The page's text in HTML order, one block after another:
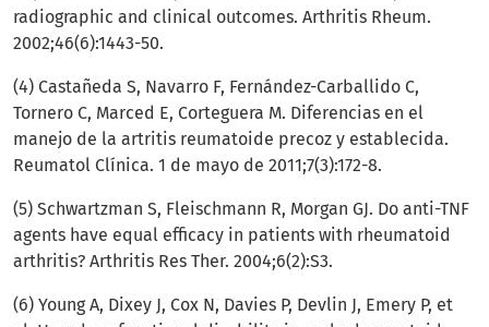
radiographic and clinical outcomes. Arthritis Rheum.
2002;46(6):1443-50.
(4) Castañeda S, Navarro F, Fernández-Carballido C,
Tornero C, Marced E, Corteguera M. Diferencias en el
manejo de la artritis reumatoide precoz y establecida.
Reumatol Clínica. 1 de mayo de 2011;7(3):172-8.
(5) Schwartzman S, Fleischmann R, Morgan GJ. Do anti-TNF
agents have equal efficacy in patients with rheumatoid
arthritis? Arthritis Res Ther. 2004;6(2):S3.
(6) Young A, Dixey J, Cox N, Davies P, Devlin J, Emery P, et